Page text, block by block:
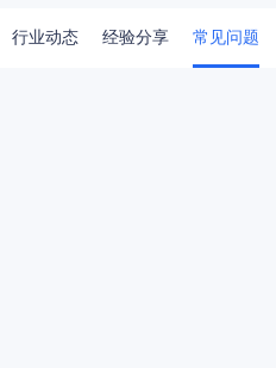
行业动态 经验分享 常见问题